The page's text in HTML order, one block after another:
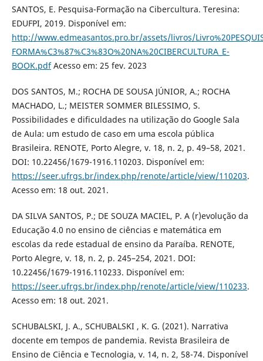
SANTOS, E. Pesquisa-Formação na Cibercultura. Teresina:
EDUFPI, 2019. Disponível em:
http://www.edmeasantos.pro.br/assets/livros/
FORMA%C3%87%C3%83O%20NA%20CIBERCULTURA_E-
BOOK.pdfAcesso em: 25 fev. 2023
DOS SANTOS, M.; ROCHA DE SOUSA JÚNIOR, A.; ROCHA
MACHADO, L.; MEISTER SOMMER BILESSIMO, S.
Possibilidades e dificuldades na utilização do Google Sala
de Aula: um estudo de caso em uma escola pública
Brasileira. RENOTE, Porto Alegre, v. 18, n. 2, p. 49–58, 2021.
DOI: 10.22456/1679-1916.110203. Disponível em:
https://seer.ufrgs.br/index.php/renote/article/view/110203.
Acesso em: 18 out. 2021.
DA SILVA SANTOS, P.; DE SOUZA MACIEL, P. A (r)evolução da
Educação 4.0 no ensino de ciências e matemática em
escolas da rede estadual de ensino da Paraíba. RENOTE,
Porto Alegre, v. 18, n. 2, p. 245–254, 2021. DOI:
10.22456/1679-1916.110233. Disponível em:
https://seer.ufrgs.br/index.php/renote/article/view/110233.
Acesso em: 18 out. 2021.
SCHUBALSKI, J. A., SCHUBALSKI , K. G. (2021). Narrativa
docente em tempos de pandemia. Revista Brasileira de
Ensino de Ciência e Tecnologia, v. 14, n. 2, 58-74. Disponível